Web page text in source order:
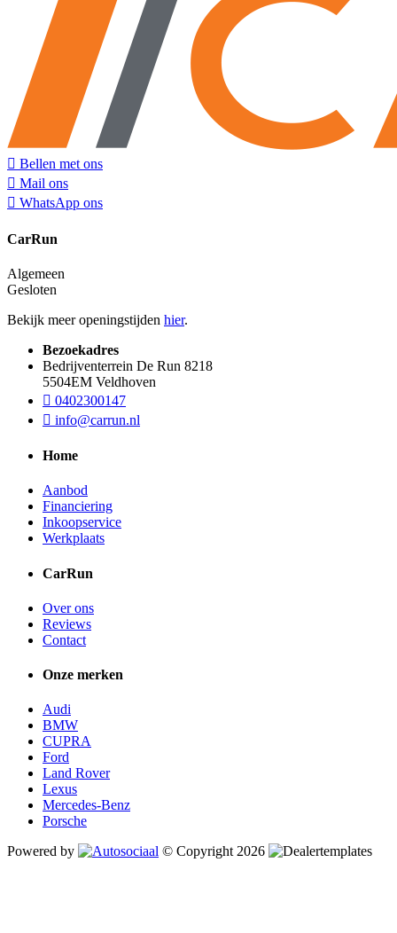
Bellen met ons
Mail ons
WhatsApp ons
CarRun
Algemeen
Gesloten
Bekijk meer openingstijden hier.
Bezoekadres
Bedrijventerrein De Run 8218
5504EM Veldhoven
0402300147
info@carrun.nl
Home
Aanbod
Financiering
Inkoopservice
Werkplaats
CarRun
Over ons
Reviews
Contact
Onze merken
Audi
BMW
CUPRA
Ford
Land Rover
Lexus
Mercedes-Benz
Porsche
Powered by
© Copyright 2026